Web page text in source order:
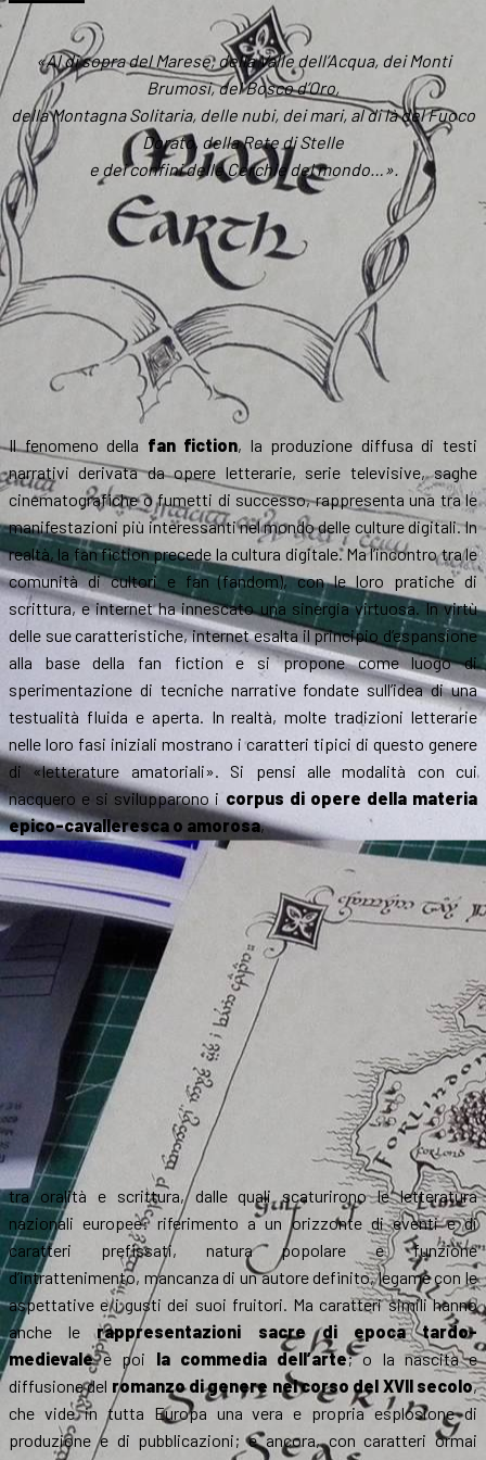
«Al di sopra del Marese, della Valle dell’Acqua, dei Monti
Brumosi, del Bosco d’Oro,
della Montagna Solitaria, delle nubi, dei mari, al di là del Fuoco
Dorato, della Rete di Stelle
e dei confini delle Cerchie del mondo…».
Il fenomeno della fan fiction, la produzione diffusa di testi
narrativi derivata da opere letterarie, serie televisive, saghe
cinematografiche o fumetti di successo, rappresenta una tra le
manifestazioni più interessanti nel mondo delle culture digitali. In
realtà, la fan fiction precede la cultura digitale. Ma l’incontro tra le
comunità di cultori e fan (fandom), con le loro pratiche di
scrittura, e internet ha innescato una sinergia virtuosa. In virtù
delle sue caratteristiche, internet esalta il principio d’espansione
alla base della fan fiction e si propone come luogo di
sperimentazione di tecniche narrative fondate sull’idea di una
testualità fluida e aperta. In realtà, molte tradizioni letterarie
nelle loro fasi iniziali mostrano i caratteri tipici di questo genere
di «letterature amatoriali». Si pensi alle modalità con cui
nacquero e si svilupparono i corpus di opere della materia
epico-cavalleresca o amorosa,
tra oralità e scrittura, dalle quali scaturirono le letteratura
nazionali europee: riferimento a un orizzonte di eventi e di
caratteri prefissati, natura popolare e funzione
d’intrattenimento, mancanza di un autore definito, legame con le
aspettative e i gusti dei suoi fruitori. Ma caratteri simili hanno
anche lerappresentazioni sacre di epoca tardo-
medievalee poi la commedia dell’arte; o la nascita e
diffusione del romanzo di genere nel corso del XVII secolo,
che vide in tutta Europa una vera e propria esplosione di
produzione e di pubblicazioni; e ancora, con caratteri ormai